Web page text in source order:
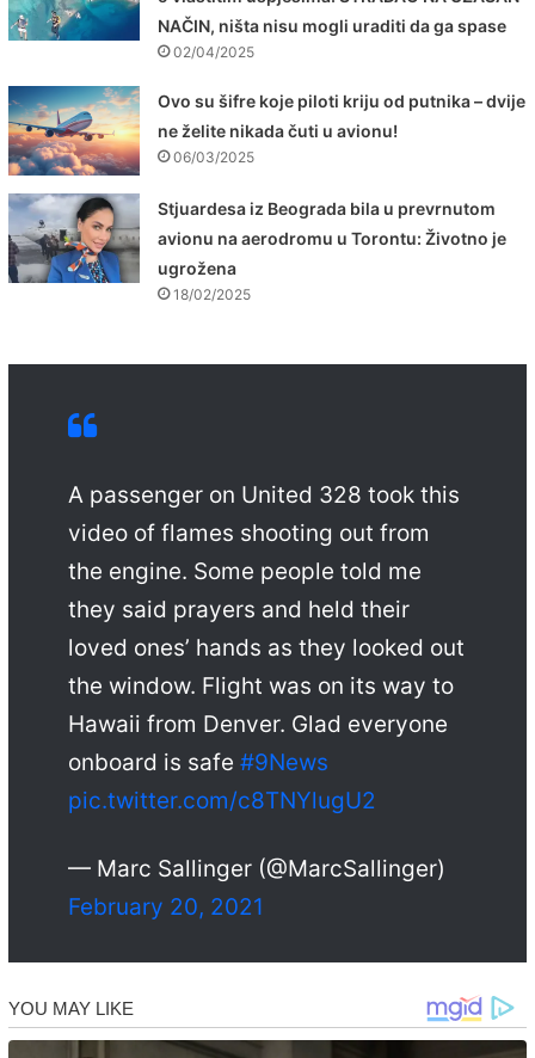
NAČIN, ništa nisu mogli uraditi da ga spase
02/04/2025
Ovo su šifre koje piloti kriju od putnika – dvije
ne želite nikada čuti u avionu!
06/03/2025
Stjuardesa iz Beograda bila u prevrnutom
avionu na aerodromu u Torontu: Životno je
ugrožena
18/02/2025
A passenger on United 328 took this
video of flames shooting out from
the engine. Some people told me
they said prayers and held their
loved ones’ hands as they looked out
the window. Flight was on its way to
Hawaii from Denver. Glad everyone
onboard is safe #9News
pic.twitter.com/c8TNYlugU2
— Marc Sallinger (@MarcSallinger)
February 20, 2021